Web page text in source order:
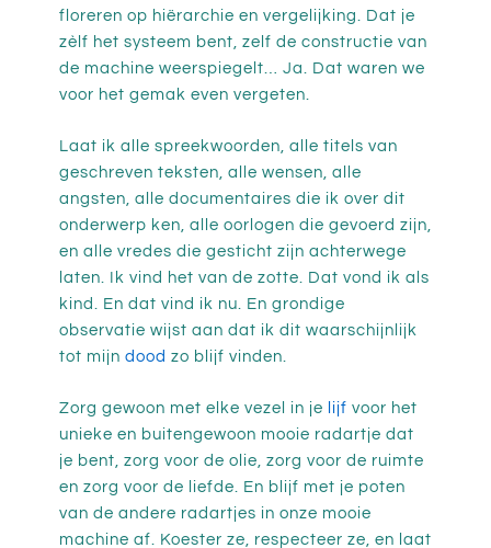
floreren op hiërarchie en vergelijking. Dat je
zèlf het systeem bent, zelf de constructie van
de machine weerspiegelt… Ja. Dat waren we
voor het gemak even vergeten.
Laat ik alle spreekwoorden, alle titels van
geschreven teksten, alle wensen, alle
angsten, alle documentaires die ik over dit
onderwerp ken, alle oorlogen die gevoerd zijn,
en alle vredes die gesticht zijn achterwege
laten. Ik vind het van de zotte. Dat vond ik als
kind. En dat vind ik nu. En grondige
observatie wijst aan dat ik dit waarschijnlijk
tot mijn dood zo blijf vinden.
Zorg gewoon met elke vezel in je lijf voor het
unieke en buitengewoon mooie radartje dat
je bent, zorg voor de olie, zorg voor de ruimte
en zorg voor de liefde. En blijf met je poten
van de andere radartjes in onze mooie
machine af. Koester ze, respecteer ze, en laat